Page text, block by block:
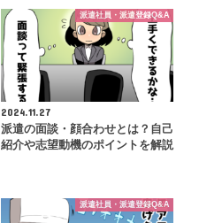
派遣社員・派遣登録Q&A
2024.11.27
派遣の面談・顔合わせとは？自己
紹介や志望動機のポイントを解説
派遣社員・派遣登録Q&A